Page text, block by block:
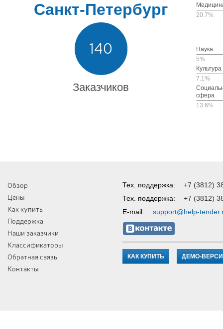
Санкт-Петербург
140
Заказчиков
20.7%
сфера
13.6%
Культура
7.1%
Наука
5%
Обзор
Цены
Как купить
Поддержка
Наши заказчики
Классификаторы
Обратная связь
Контакты
Тех. поддержка:
+7 (3812)
Тех. поддержка:
+7 (3812)
E-mail:
support@help-
КАК КУПИТЬ ДЕМО-